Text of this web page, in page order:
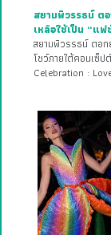
สยามพิวรรธน์ ต
เหลือใช้เป็น “แฟ
สยามพิวรรธน์ ตอก
โชว์ภายใต้คอนเซ็
Celebration :